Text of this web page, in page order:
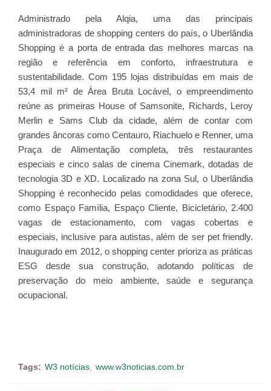
Administrado pela Alqia, uma das principais
administradoras de shopping centers do país, o Uberlândia
Shopping é a porta de entrada das melhores marcas na
região e referência em conforto, infraestrutura e
sustentabilidade. Com 195 lojas distribuídas em mais de
53,4 mil m² de Área Bruta Locável, o empreendimento
reúne as primeiras House of Samsonite, Richards, Leroy
Merlin e Sams Club da cidade, além de contar com
grandes âncoras como Centauro, Riachuelo e Renner, uma
Praça de Alimentação completa, três restaurantes
especiais e cinco salas de cinema Cinemark, dotadas de
tecnologia 3D e XD. Localizado na zona Sul, o Uberlândia
Shopping é reconhecido pelas comodidades que oferece,
como Espaço Família, Espaço Cliente, Bicicletário, 2.400
vagas de estacionamento, com vagas cobertas e
especiais, inclusive para autistas, além de ser pet friendly.
Inaugurado em 2012, o shopping center prioriza as práticas
ESG desde sua construção, adotando políticas de
preservação do meio ambiente, saúde e segurança
ocupacional.
Tags: W3 notícias www.w3noticias.com.br